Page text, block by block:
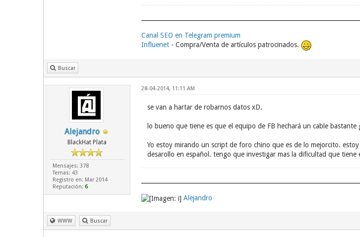
Canal SEO en Telegram premium
Influenet- Compra/Venta de artículos patrocinados.
Buscar
Alejandro
BlackHat Plata
Mensajes: 378
Temas: 43
Registro en: Mar 2014
Reputación: 6
28-04-2014, 11:11 AM
se van a hartar de robarnos datos xD.
lo bueno que tiene es que el equipo de FB hechará un cable bastante
Yo estoy mirando un script de foro chino que es de lo mejorcito.
desarollo en español. tengo que investigar mas la dificultad que tiene
Alejandro
WWW Buscar